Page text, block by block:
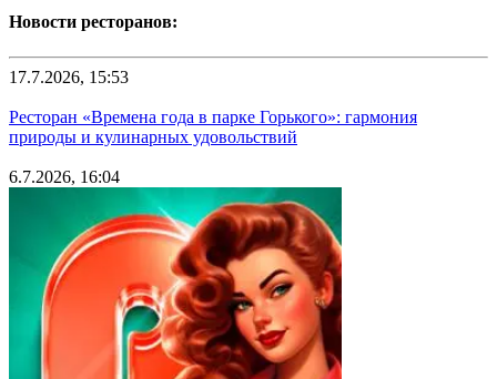
Новости ресторанов:
17.7.2026, 15:53
Ресторан «Времена года в парке Горького»: гармония
природы и кулинарных удовольствий
6.7.2026, 16:04